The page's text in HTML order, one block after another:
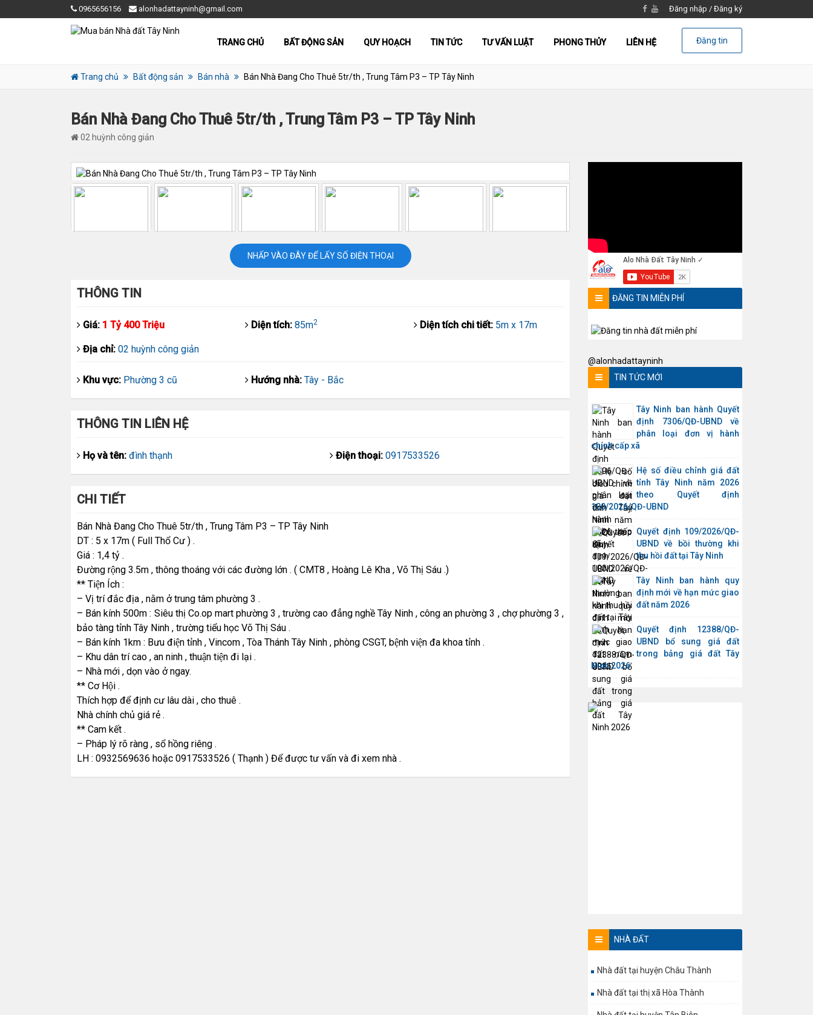
0965656156 alonhadattayninh@gmail.com Đăng nhập / Đăng ký
TRANG CHỦ BẤT ĐỘNG SẢN QUY HOẠCH TIN TỨC TƯ VẤN LUẬT PHONG THỦY LIÊN HỆ Đăng tin
Trang chủ Bất động sản Bán nhà Bán Nhà Đang Cho Thuê 5tr/th , Trung Tâm P3 – TP Tây Ninh
Bán Nhà Đang Cho Thuê 5tr/th , Trung Tâm P3 – TP Tây Ninh
02 huỳnh công giản
NHẤP VÀO ĐÂY ĐỂ LẤY SỐ ĐIỆN THOẠI
THÔNG TIN
Giá: 1 Tỷ 400 Triệu Diện tích:85m2 Diện tích chi tiết: 5m x 17m
Địa chỉ: 02 huỳnh công giản
Khu vực: Phường 3 cũ Hướng nhà:Tây - Bắc
THÔNG TIN LIÊN HỆ
Họ và tên: đình thạnh Điện thoại: 0917533526
CHI TIẾT
Bán Nhà Đang Cho Thuê 5tr/th , Trung Tâm P3 – TP Tây Ninh
DT : 5 x 17m ( Full Thổ Cư ) .
Giá : 1,4 tỷ .
Đường rộng 3.5m , thông thoáng với các đường lớn . ( CMT8 , Hoàng Lê Kha , Võ Thị Sáu .)
** Tiện Ích :
– Vị trí đắc địa , nằm ở trung tâm phường 3 .
– Bán kính 500m : Siêu thị Co.op mart phường 3 , trường cao đẳng nghề Tây Ninh , công an phường 3 , chợ phường 3 ,
bảo tàng tỉnh Tây Ninh , trường tiểu học Võ Thị Sáu .
– Bán kính 1km : Bưu điện tỉnh , Vincom , Tòa Thánh Tây Ninh , phòng CSGT, bệnh viện đa khoa tỉnh .
– Khu dân trí cao , an ninh , thuận tiện đi lại .
– Nhà mới , dọn vào ở ngay.
** Cơ Hội .
Thích hợp để định cư lâu dài , cho thuê .
Nhà chính chủ giá rẻ .
** Cam kết .
– Pháp lý rõ ràng , sổ hồng riêng .
LH : 0932569636 hoặc 0917533526 ( Thạnh ) Để được tư vấn và đi xem nhà .
ĐĂNG TIN MIỄN PHÍ
@alonhadattayninh
TIN TỨC MỚI
Tây Ninh ban hành Quyết
định 7306/QĐ-UBND về
phân loại đơn vị hành
chính cấp xã
Hệ số điều chỉnh giá đất
tỉnh Tây Ninh năm 2026
theo Quyết định
100/2026/QĐ-UBND
Quyết định 109/2026/QĐ-
UBND về bồi thường khi
thu hồi đất tại Tây Ninh
Tây Ninh ban hành quy
định mới về hạn mức giao
đất năm 2026
Quyết định 12388/QĐ-
UBND bổ sung giá đất
trong bảng giá đất Tây
Ninh 2026
NHÀ ĐẤT
Nhà đất tại huyện Châu Thành
Nhà đất tại thị xã Hòa Thành